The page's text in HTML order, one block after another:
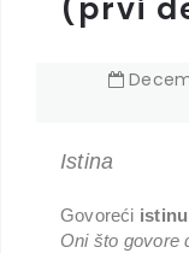
(prvi
Istina
Govoreći istinu
Oni što govore